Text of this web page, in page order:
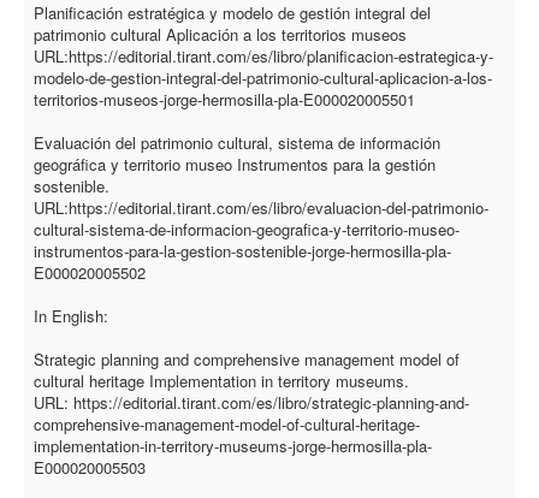
Planificación estratégica y modelo de gestión integral del
patrimonio cultural Aplicación a los territorios museos
URL:https://editorial.tirant.com/es/libro/planificacion-estrategica-y-
modelo-de-gestion-integral-del-patrimonio-cultural-aplicacion-a-los-
territorios-museos-jorge-hermosilla-pla-E000020005501
Evaluación del patrimonio cultural, sistema de información
geográfica y territorio museo Instrumentos para la gestión
sostenible.
URL:https://editorial.tirant.com/es/libro/evaluacion-del-patrimonio-
cultural-sistema-de-informacion-geografica-y-territorio-museo-
instrumentos-para-la-gestion-sostenible-jorge-hermosilla-pla-
E000020005502
In English:
Strategic planning and comprehensive management model of
cultural heritage Implementation in territory museums.
URL: https://editorial.tirant.com/es/libro/strategic-planning-and-
comprehensive-management-model-of-cultural-heritage-
implementation-in-territory-museums-jorge-hermosilla-pla-
E000020005503